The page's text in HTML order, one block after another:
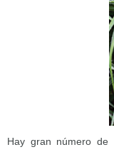
Hay gran número de